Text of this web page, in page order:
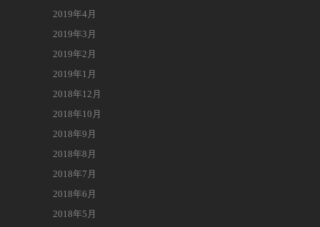
2019年4月
2019年3月
2019年2月
2019年1月
2018年12月
2018年10月
2018年9月
2018年8月
2018年7月
2018年6月
2018年5月